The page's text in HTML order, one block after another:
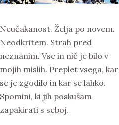
Neučakanost. Želja po novem.
Neodkritem. Strah pred
neznanim. Vse in nič je bilo v
mojih mislih. Preplet vsega, kar
se je zgodilo in kar se lahko.
Spomini, ki jih poskušam
zapakirati s seboj.